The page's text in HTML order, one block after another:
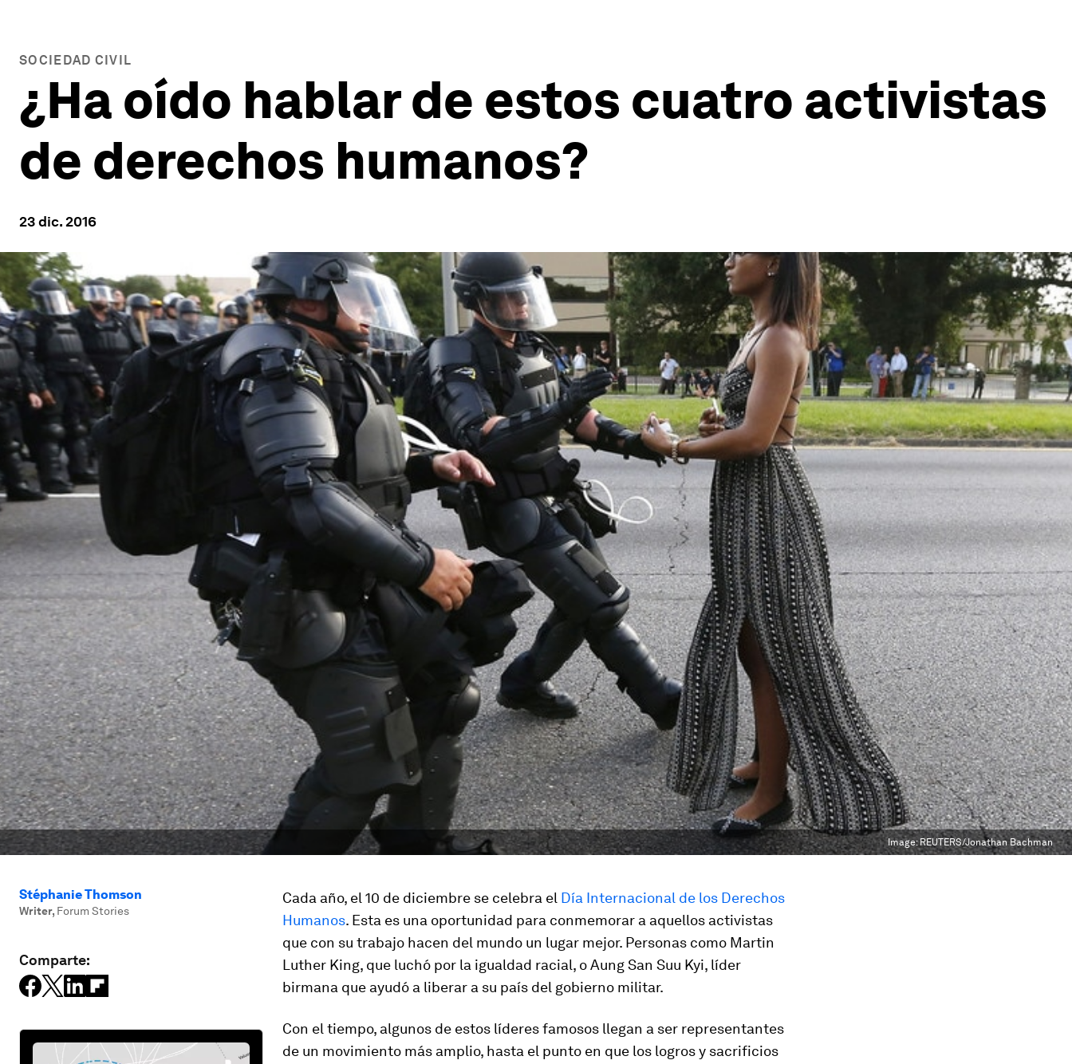
SOCIEDAD CIVIL
¿Ha oído hablar de estos cuatro activistas
de derechos humanos?
23 dic. 2016
Image:REUTERS/Jonathan Bachman
Stéphanie Thomson
Writer, Forum Stories
Comparte:
Cada año, el 10 de diciembre se celebra el Día Internacional de los Derechos
Humanos. Esta es una oportunidad para conmemorar a aquellos activistas
que con su trabajo hacen del mundo un lugar mejor. Personas como Martin
Luther King, que luchó por la igualdad racial, o Aung San Suu Kyi, líder
birmana que ayudó a liberar a su país del gobierno militar.
Con el tiempo, algunos de estos líderes famosos llegan a ser representantes
de un movimiento más amplio, hasta el punto en que los logros y sacrificios